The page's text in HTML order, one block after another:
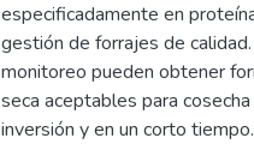
especificadamente en
gestión de forrajes de
monitoreo pueden obtener
seca aceptables para
inversión y en un corto tiempo.